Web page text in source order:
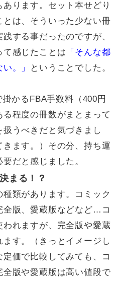
ります。セット本せどり
とは、そういった少ない冊
する事だったのですが、
て感じたことは 「そんな都
。」
ということでした。
かるFBA手数料（400円
る程度の冊数がまとまって
うべきだと気づきまし
ます。）その分、持ち運
だと感じました。
まる！？
類があります。コミック
全版、愛蔵版などなど…コ
われますが、完全版や愛蔵
す。（きっとイメージし
価で比較してみても、コ
全版や愛蔵版は高い値段で